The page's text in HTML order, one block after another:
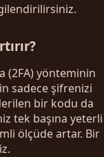
(2FA) yönteminin
sadece şifrenizi
bir kodu da
tek başına yeterli
ölçüde artar. Bir